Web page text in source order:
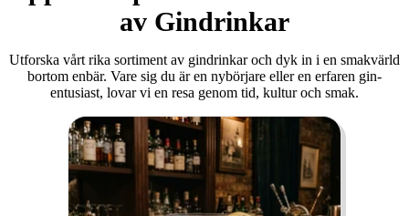
av Gindrinkar
Utforska vårt rika sortiment av gindrinkar och dyk in i en smakvärld
bortom enbär. Vare sig du är en nybörjare eller en erfaren gin-
entusiast, lovar vi en resa genom tid, kultur och smak.